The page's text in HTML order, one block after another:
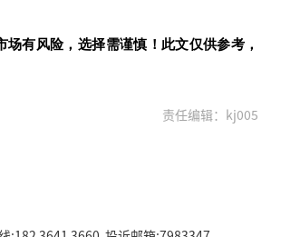
场有风险，选择需谨慎！此文仅供参考，
责任编辑：kj005